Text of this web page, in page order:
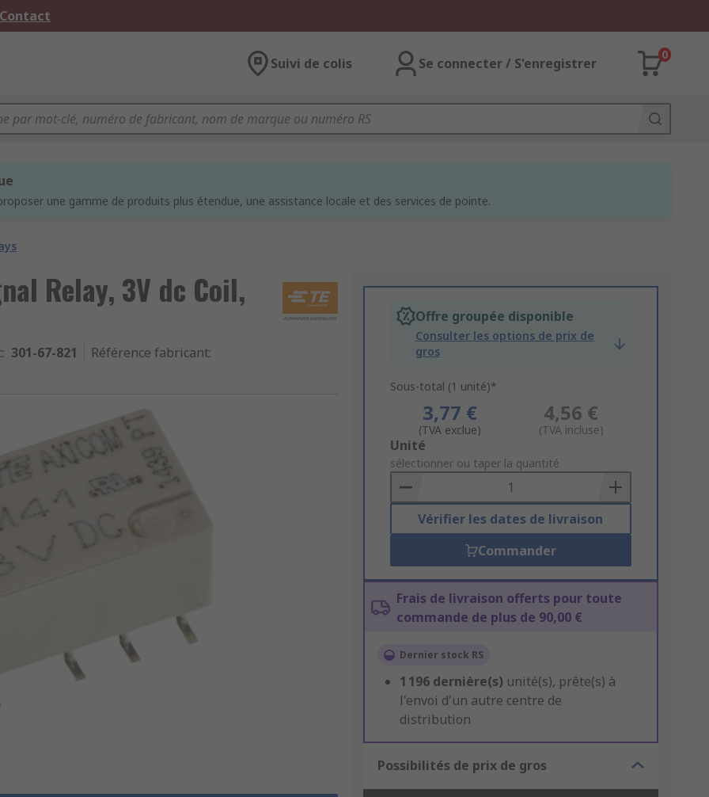
Suivi de colis Se connecter / S'enregistrer
0
une gamme de produits plus étendue, une assistance locale et des services de pointe.
Relay, 3V dc Coil,
: 301-67-821 Référence fabricant:
Offre groupée disponible
Consulter les options de prix de
gros
Sous-total (1 unité)*
3,77 €
(TVA exclue)
4,56 €
(TVA incluse)
Add
to
Basket
Unité
sélectionner ou taper la quantité
Vérifier les dates de livraison
Commander
Frais de livraison offerts pour toute
commande de plus de 90,00 €
Dernier stock RS
1 196 dernière(s) unité(s), prête(s) à
l'envoi d'un autre centre de
distribution
Possibilités de prix de gros